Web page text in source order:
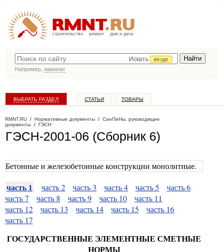
строительство ремонт дом и дача
Искать
везде
Например, ламинат
ВЫБРАТЬ РАЗДЕЛ СТАТЬИ ТОВАРЫ
RMNT.RU / Нормативные документы / СанПиНы, руководящие
документы / ГЭСН
ГЭСН-2001-06 (Сборник 6)
Бетонные и железобетонные конструкции монолитные.
часть 1 часть 2 часть 3 часть 4 часть 5
часть 6
часть 7
часть 8 часть 9 часть 10
часть 11
часть 12
часть 13 часть 14 часть 15
часть 16
часть 17
ГОСУДАРСТВЕННЫЕ ЭЛЕМЕНТНЫЕ СМЕТНЫЕ
НОРМЫ